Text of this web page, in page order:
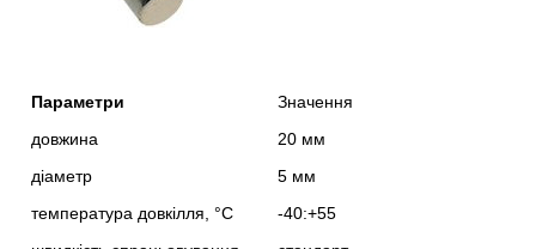
Параметри
Значення
довжина
20 мм
діаметр
5 мм
температура довкілля, °С
-40:+55